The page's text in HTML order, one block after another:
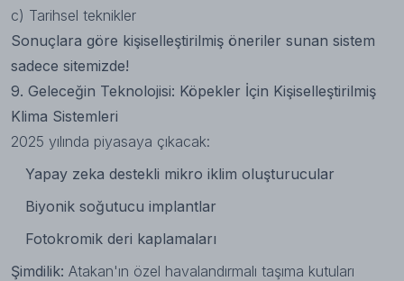
c) Tarihsel teknikler
Sonuçlara göre kişiselleştirilmiş öneriler sunan sistem
sadece sitemizde!
9. Geleceğin Teknolojisi: Köpekler İçin Kişiselleştirilmiş
Klima Sistemleri
2025 yılında piyasaya çıkacak:
Yapay zeka destekli mikro iklim oluşturucular
Biyonik soğutucu implantlar
Fotokromik deri kaplamaları
Şimdilik: Atakan'ın özel havalandırmalı taşıma kutuları